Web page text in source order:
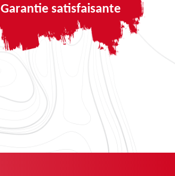
Garantie satisfaisante